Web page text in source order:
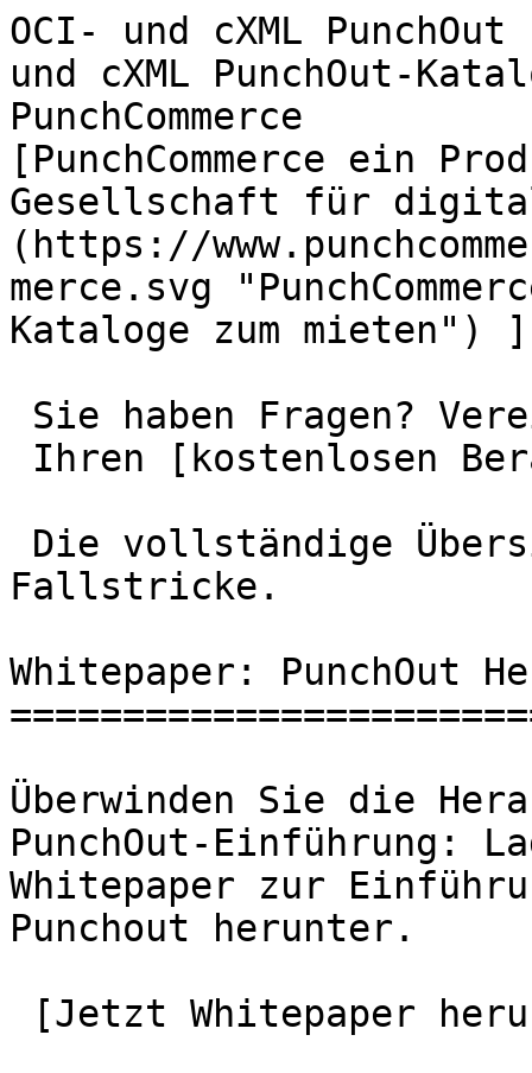
OCI- und cXML
und cXML PunchOut-
PunchCommerce
[PunchCommerce ein
Gesellschaft für
(https://
merce.svg
Kataloge zum mieten")
Fallstricke.
Whitepaper: PunchOut
Überwinden Sie die
PunchOut-Einführung:
Whitepaper zur
Punchout herunter.